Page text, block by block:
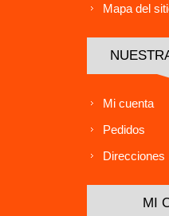
Mapa del
Mi cuenta
Pedidos
Direcciones
MI